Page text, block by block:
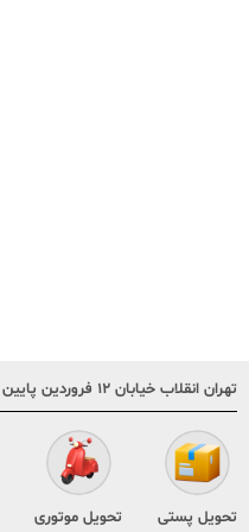
تهران انقلاب خیابان ۱۲ فروردین پایین تر از وحید نظری پلاک ۲۴۹
تحویل پستی تحویل موتوری